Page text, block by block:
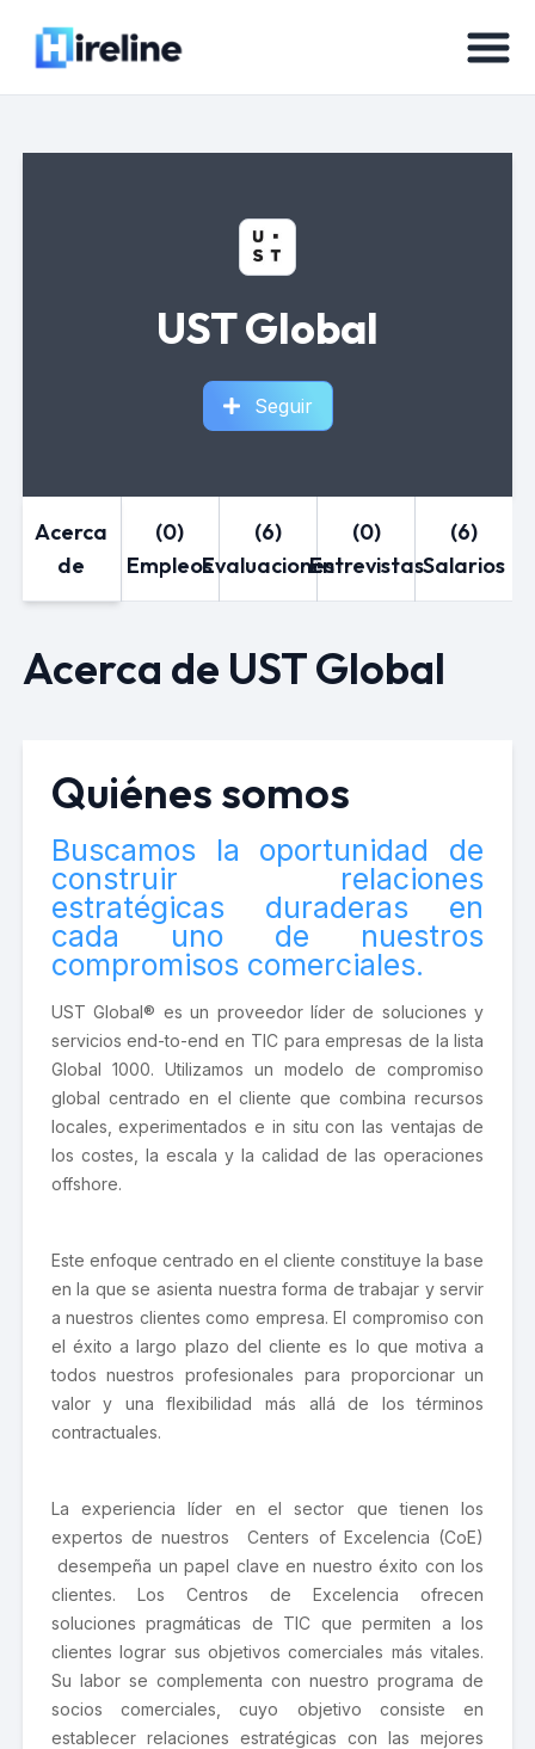
UST Global
Seguir
Acerca
de
(0)
Empleos
(6)
Evaluaciones
(0)
Entrevistas
(6)
Salarios
Acerca de UST Global
Quiénes somos
Buscamos la oportunidad de
construir relaciones
estratégicas duraderas en
cada uno de nuestros
compromisos comerciales.
UST Global® es un proveedor líder de soluciones y
servicios end-to-end en TIC para empresas de la lista
Global 1000. Utilizamos un modelo de compromiso
global centrado en el cliente que combina recursos
locales, experimentados e in situ con las ventajas de
los costes, la escala y la calidad de las operaciones
offshore.
Este enfoque centrado en el cliente constituye la base
en la que se asienta nuestra forma de trabajar y servir
a nuestros clientes como empresa. El compromiso con
el éxito a largo plazo del cliente es lo que motiva a
todos nuestros profesionales para proporcionar un
valor y una flexibilidad más allá de los términos
contractuales.
La experiencia líder en el sector que tienen los
expertos de nuestros Centers of Excelencia (CoE)
desempeña un papel clave en nuestro éxito con los
clientes. Los Centros de Excelencia ofrecen
soluciones pragmáticas de TIC que permiten a los
clientes lograr sus objetivos comerciales más vitales.
Su labor se complementa con nuestro programa de
socios comerciales, cuyo objetivo consiste en
establecer relaciones estratégicas con las mejores